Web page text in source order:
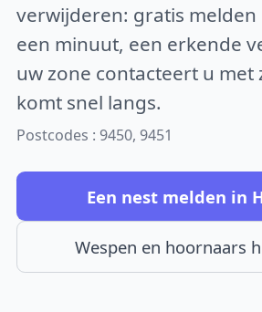
verwijderen: gratis
een minuut, een erkende
uw zone contacteert u met
komt snel langs.
Postcodes : 9450, 9451
Een nest melden in
Wespen en hoornaars